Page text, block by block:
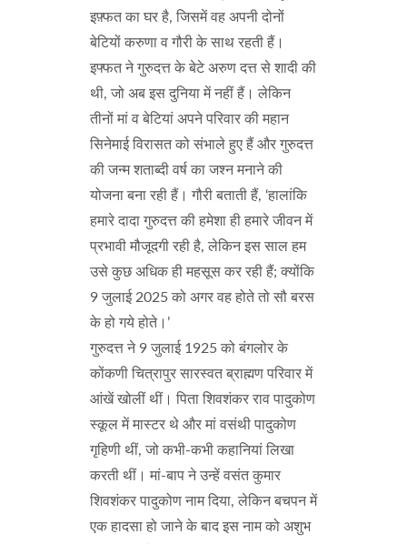
इफ़्फत का घर है, जिसमें वह अपनी दोनों
बेटियों करुणा व गौरी के साथ रहती हैं।
इफ्फत ने गुरुदत्त के बेटे अरुण दत्त से शादी की
थी, जो अब इस दुनिया में नहीं हैं। लेकिन
तीनों मां व बेटियां अपने परिवार की महान
सिनेमाई विरासत को संभाले हुए हैं और गुरुदत्त
की जन्म शताब्दी वर्ष का जश्न मनाने की
योजना बना रही हैं। गौरी बताती हैं, ‘हालांकि
हमारे दादा गुरुदत्त की हमेशा ही हमारे जीवन में
प्रभावी मौजूदगी रही है, लेकिन इस साल हम
उसे कुछ अधिक ही महसूस कर रही हैं; क्योंकि
9 जुलाई 2025 को अगर वह होते तो सौ बरस
के हो गये होते।’
गुरुदत्त ने 9 जुलाई 1925 को बंगलोर के
कोंकणी चित्रापुर सारस्वत ब्राह्मण परिवार में
आंखें खोलीं थीं। पिता शिवशंकर राव पादुकोण
स्कूल में मास्टर थे और मां वसंथी पादुकोण
गृहिणी थीं, जो कभी-कभी कहानियां लिखा
करती थीं। मां-बाप ने उन्हें वसंत कुमार
शिवशंकर पादुकोण नाम दिया, लेकिन बचपन में
एक हादसा हो जाने के बाद इस नाम को अशुभ